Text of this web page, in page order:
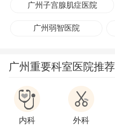
广州子宫腺肌症医院
广州弱智医院
广州重要科室医院推荐
内科 外科